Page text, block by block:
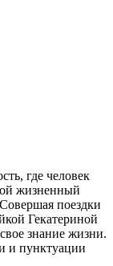
где человек
жизненный
поездки
Гекатериной
знание жизни.
и пунктуации